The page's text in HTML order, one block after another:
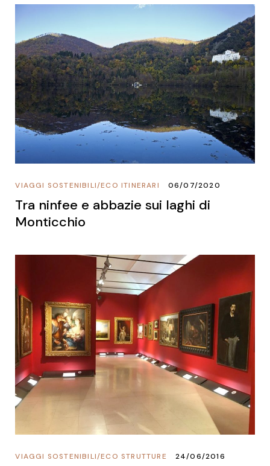
ECO ITINERARI
/
VIAGGI SOSTENIBILI 06/07/2020
Tra ninfee e abbazie sui laghi di
Monticchio
ECO STRUTTURE
/
VIAGGI SOSTENIBILI 24/06/2016